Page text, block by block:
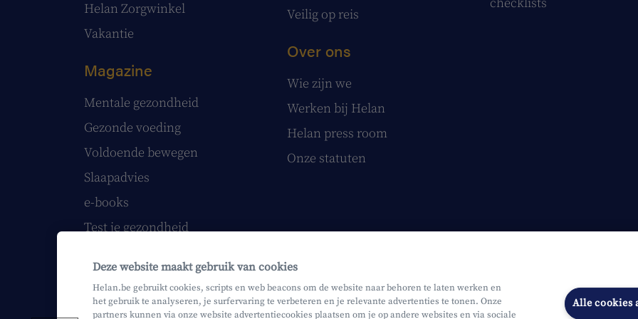
Helan Zorgwinkel
Vakantie
Magazine
Mentale gezondheid
Gezonde voeding
Voldoende bewegen
Slaapadvies
e-books
Test je gezondheid
Papieren Helan Magazine
Veilig op reis
Over ons
Wie zijn we
Werken bij Helan
Helan press room
Onze statuten
Deze website maakt gebruik van cookies
Helan.be gebruikt cookies, scripts en web beacons om de website naar behoren te laten werken en
het gebruik te analyseren, je surfervaring te verbeteren en je relevante advertenties te tonen. Onze
partners kunnen via onze website advertentiecookies plaatsen om je op andere websites en via sociale
Alle cookies